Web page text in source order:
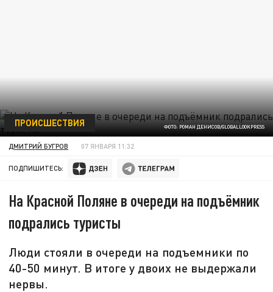
ФОТО: РОМАН ДЕНИСОВ/GLOBALLOOKPRESS
ПРОИСШЕСТВИЯ
ДМИТРИЙ БУГРОВ 07 ЯНВАРЯ 11:32
ПОДПИШИТЕСЬ:
На Красной Поляне в очереди на подъёмник
подрались туристы
Люди стояли в очереди на подъемники по
40-50 минут. В итоге у двоих не выдержали
нервы.